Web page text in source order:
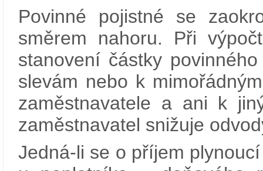
Povinné pojistné se
směrem nahoru. Při
stanovení částky
slevám nebo k
zaměstnavatele a ani k
zaměstnavatel snižuje
Jedná-li se o příjem